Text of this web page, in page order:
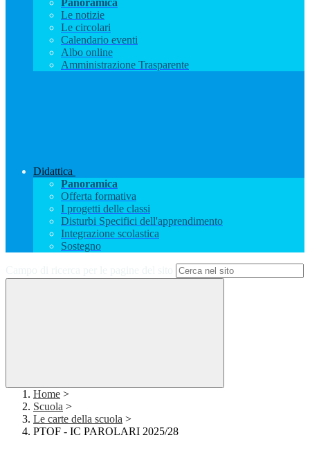
Panoramica
Le notizie
Le circolari
Calendario eventi
Albo online
Amministrazione Trasparente
Didattica
Panoramica
Offerta formativa
I progetti delle classi
Disturbi Specifici dell'apprendimento
Integrazione scolastica
Sostegno
Home >
Scuola >
Le carte della scuola >
PTOF - IC PAROLARI 2025/28